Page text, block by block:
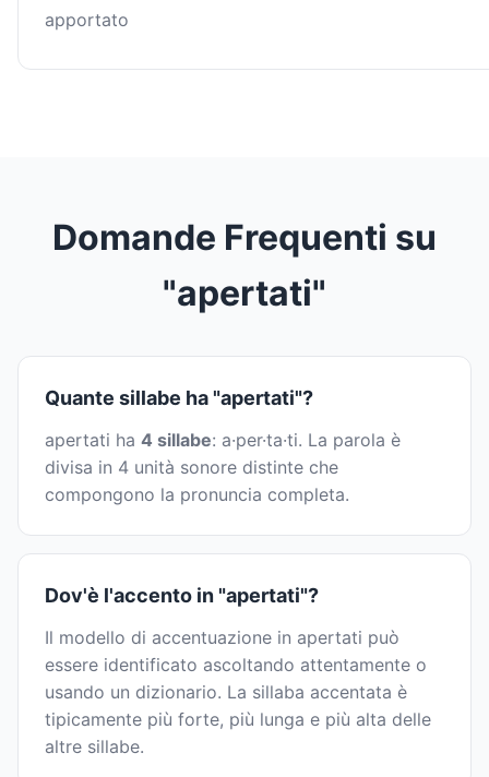
apportato
Domande Frequenti su
"apertati"
Quante sillabe ha "apertati"?
apertati ha 4 sillabe: a·per·ta·ti. La parola è
divisa in 4 unità sonore distinte che
compongono la pronuncia completa.
Dov'è l'accento in "apertati"?
Il modello di accentuazione in apertati può
essere identificato ascoltando attentamente o
usando un dizionario. La sillaba accentata è
tipicamente più forte, più lunga e più alta delle
altre sillabe.